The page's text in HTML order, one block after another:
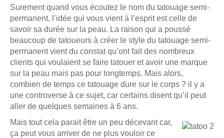
Surement quand vous écoutez le nom du tatouage semi-
permanent, l’idée qui vous vient à l’esprit est celle de
savoir sa durée sur la peau. La raison qui a poussé
beaucoup de tatoueurs à créer le style du tatouage semi-
permanent vient du constat qu’ont fait des nombreux
clients qui voulaient se faire tatouer et avoir une marque
sur la peau mais pas pour longtemps. Mais alors,
combien de temps ce tatouage dure sur le corps ? il y a
une controverse à ce sujet, car certains disent qu’il peut
aller de quelques semaines à 6 ans.
Mais tout cela parait être un peu décevant car,
ça peut vous arriver de ne plus vouloir ce